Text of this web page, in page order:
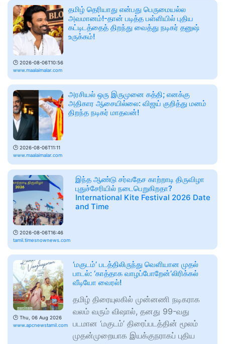
🕑 2026-08-06T10:56
www.maalaimalar.com
தமிழ் தெரியாது என்பது பெருமையல்ல
அவமானம்!-தான் படித்த பள்ளியில் புதிய
கட்டிடத்தைத் திறந்து வைத்து நடிகர் தனுஷ்
உருக்கம்!
🕑 2026-08-06T11:11
www.maalaimalar.com
அரசியல் ஒரு இருமுனை கத்தி; எனக்கு
அதிகார ஆசையில்லை: விஜய் குறித்து மனம்
திறந்த நடிகர் மாதவன்!
🕑 2026-08-06T16:46
tamil.timesnownews.com
இந்த ஆண்டு சர்வதேச காற்றாடி திருவிழா
புதுச்சேரியில் நடைபெறுகிறதா?
International Kite Festival 2026 Date
and Time
🕑 Thu, 06 Aug 2026
www.apcnewstamil.com
‘மகுடம்’ படத்திலிருந்து வெளியான முதல்
பாடல்: ‘காத்தாக வாழப்போறேன்’லிரிக்கல்
வீடியோ வைரல்!
தமிழ் திரையுலகில் முன்னணி நடிகராக
வலம் வரும் விஷால், தனது 99-வது
படமான ‘மகுடம்’ திரைப்படத்தின் மூலம்
முதன்முறையாக இயக்குநராகப் புதிய